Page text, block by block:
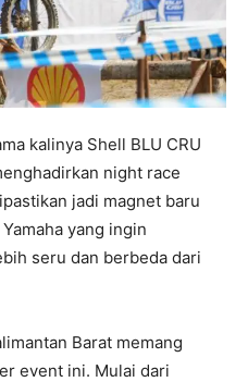
kalinya Shell BLU CRU
night race
jadi magnet baru
yang ingin
seru dan berbeda dari
Barat memang
event ini. Mulai dari